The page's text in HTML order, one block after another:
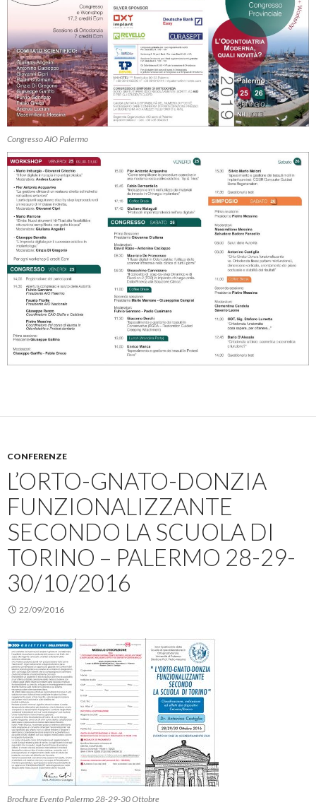
Congresso AIO Palermo
CONFERENZE
L’ORTO-GNATO-DONZIA
FUNZIONALIZZANTE
SECONDO LA SCUOLA DI
TORINO – PALERMO 28-29-
30/10/2016
22/09/2016
Brochure Evento Palermo 28-29-30 Ottobre